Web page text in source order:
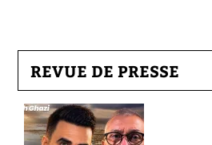
REVUE DE PRESSE